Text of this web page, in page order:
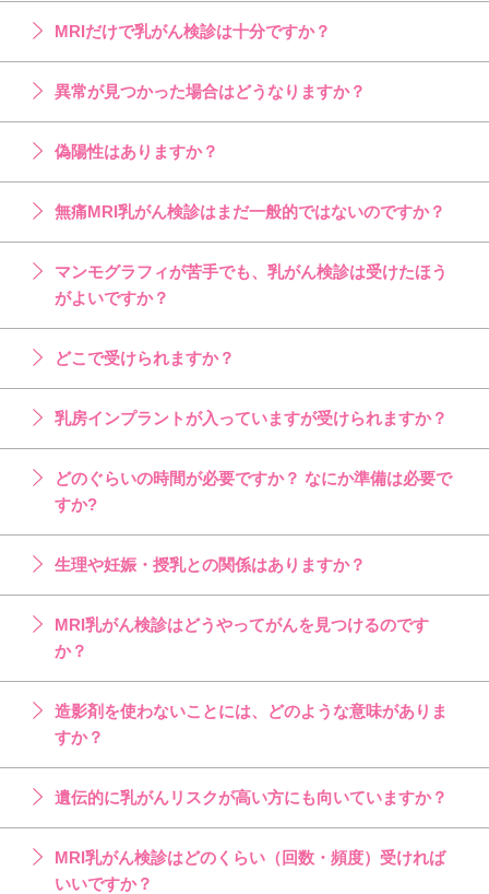
MRIだけで乳がん検診は十分ですか？
異常が見つかった場合はどうなりますか？
偽陽性はありますか？
無痛MRI乳がん検診はまだ一般的ではないのですか？
マンモグラフィが苦手でも、乳がん検診は受けたほう
がよいですか？
どこで受けられますか？
乳房インプラントが入っていますが受けられますか？
どのぐらいの時間が必要ですか？ なにか準備は必要で
すか?
生理や妊娠・授乳との関係はありますか？
MRI乳がん検診はどうやってがんを見つけるのです
か？
造影剤を使わないことには、どのような意味がありま
すか？
遺伝的に乳がんリスクが高い方にも向いていますか？
MRI乳がん検診はどのくらい（回数・頻度）受ければ
いいですか？